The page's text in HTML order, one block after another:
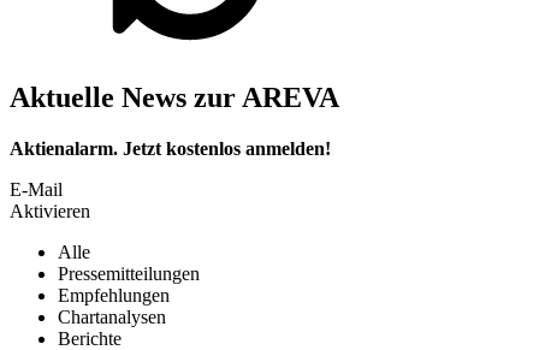
Aktuelle News zur AREVA
Aktienalarm. Jetzt kostenlos anmelden!
E-Mail
Aktivieren
Alle
Pressemitteilungen
Empfehlungen
Chartanalysen
Berichte